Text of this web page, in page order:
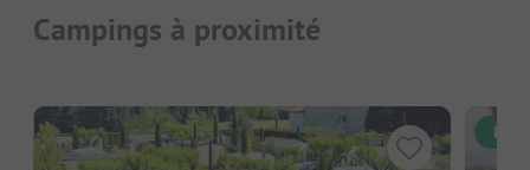
Campings à proximité